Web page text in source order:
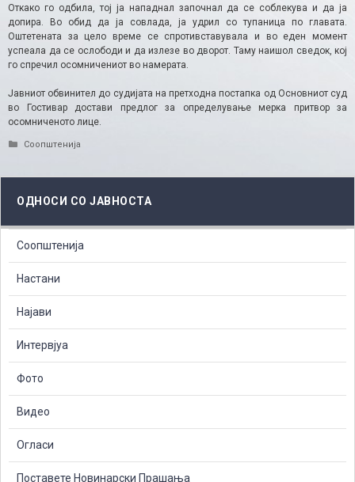
Откако го одбила, тој ја нападнал започнал да се соблекува и да ја
допира. Во обид да ја совлада, ја удрил со тупаница по главата.
Оштетената за цело време се спротивставувала и во еден момент
успеала да се ослободи и да излезе во дворот. Таму наишол сведок, кој
го спречил осомничениот во намерата.
Јавниот обвинител до судијата на претходна постапка од Основниот суд
во Гостивар достави предлог за определување мерка притвор за
осомниченото лице.
Categories
Соопштенија
ОДНОСИ СО ЈАВНОСТА
Соопштенија
Настани
Најави
Интервјуа
Фото
Видео
Огласи
Поставете Новинарски Прашања